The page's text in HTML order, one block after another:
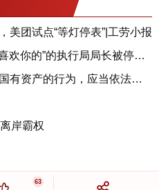
美团试点“等灯停表”|工劳小报
说出“给我送点钱”“冯院长挺喜欢你的”的执行局局长被停职，被骚扰的当事人还有问题待解决
非法手段侵吞、贱卖、转移国有资产的行为，应当依法调查、处理，任何单位和个人都不能将全民财富据为己有
岸霸权
63